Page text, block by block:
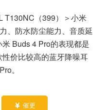
T130NC（399）＞小米
、防水防尘能力、音质延
Buds 4 Pro的表现都是
价比较高的蓝牙降噪耳
。
 催更